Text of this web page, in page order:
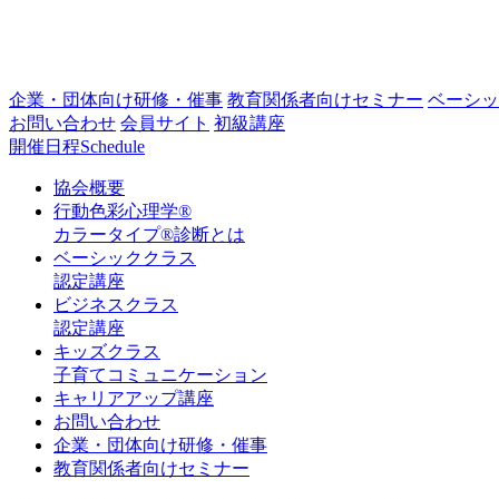
企業・団体向け研修・催事 教育関係者向けセミナー ベーシ
お問い合わせ 会員サイト 初級講座
開催日程Schedule
協会概要
行動色彩心理学®
カラータイプ®診断とは
ベーシッククラス
認定講座
ビジネスクラス
認定講座
キッズクラス
子育てコミュニケーション
キャリアアップ講座
お問い合わせ
企業・団体向け研修・催事
教育関係者向けセミナー